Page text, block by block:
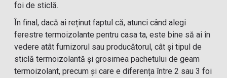
foi de sticlă.
În final, dacă ai reținut faptul că, atunci când alegi
ferestre termoizolante pentru casa ta, este bine să ai în
vedere atât furnizorul sau producătorul, cât și tipul de
sticlă termoizolantă și grosimea pachetului de geam
termoizolant, precum și care e diferența între 2 sau 3 foi